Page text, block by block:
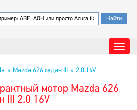
Mazda 626 седан III 2.0 16V
мотор Mazda 626
III 2.0 16V